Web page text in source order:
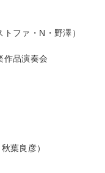
ファ・N・野澤）
品演奏会
葉良彦）